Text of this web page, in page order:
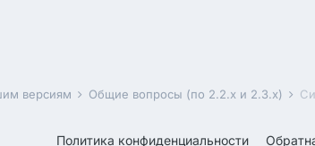
версиям Общие вопросы (по 2.2.x и 2.3.x)
Политика конфиденциальности